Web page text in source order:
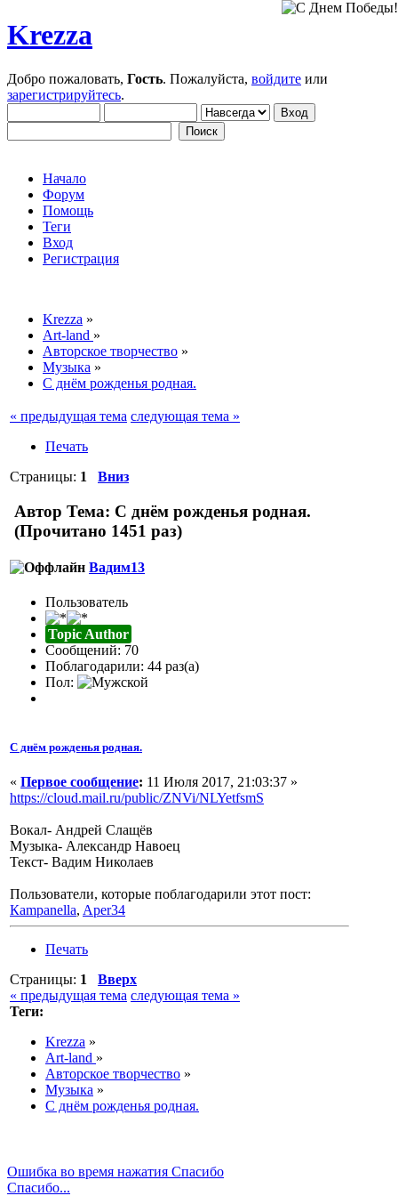
Krezza
Добро пожаловать, Гость. Пожалуйста, войдите или
зарегистрируйтесь.
Начало
Форум
Помощь
Теги
Вход
Регистрация
Krezza »
Art-land »
Авторское творчество »
Музыка »
С днём рожденья родная.
« предыдущая тема следующая тема »
Печать
Страницы: 1 Вниз
Автор Тема: С днём рожденья родная.
(Прочитано 1451 раз)
Вадим13
Пользователь
Topic Author
Сообщений: 70
Поблагодарили: 44 раз(а)
Пол:
С днём рожденья родная.
« Первое сообщение: 11 Июля 2017, 21:03:37 »
https://cloud.mail.ru/public/ZNVi/NLYetfsmS
Вокал- Андрей Слащёв
Музыка- Александр Навоец
Текст- Вадим Николаев
Пользователи, которые поблагодарили этот пост:
Кampanella, Aper34
Печать
Страницы: 1
Вверх
« предыдущая тема следующая тема »
Теги:
Krezza »
Art-land »
Авторское творчество »
Музыка »
С днём рожденья родная.
Ошибка во время нажатия Спасибо
Спасибо...